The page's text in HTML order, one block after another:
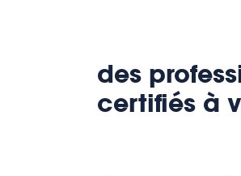
des
certifiés à